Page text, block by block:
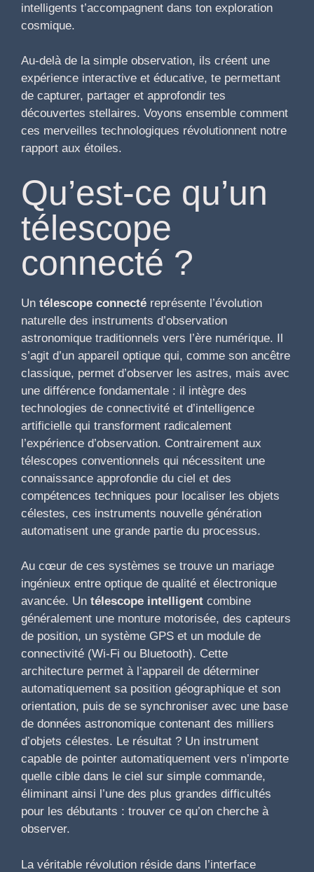
intelligents t’accompagnent dans ton exploration
cosmique.
Au-delà de la simple observation, ils créent une
expérience interactive et éducative, te permettant
de capturer, partager et approfondir tes
découvertes stellaires. Voyons ensemble comment
ces merveilles technologiques révolutionnent notre
rapport aux étoiles.
Qu’est-ce qu’un
télescope
connecté ?
Un télescope connecté représente l’évolution
naturelle des instruments d’observation
astronomique traditionnels vers l’ère numérique. Il
s’agit d’un appareil optique qui, comme son ancêtre
classique, permet d’observer les astres, mais avec
une différence fondamentale : il intègre des
technologies de connectivité et d’intelligence
artificielle qui transforment radicalement
l’expérience d’observation. Contrairement aux
télescopes conventionnels qui nécessitent une
connaissance approfondie du ciel et des
compétences techniques pour localiser les objets
célestes, ces instruments nouvelle génération
automatisent une grande partie du processus.
Au cœur de ces systèmes se trouve un mariage
ingénieux entre optique de qualité et électronique
avancée. Un télescope intelligent combine
généralement une monture motorisée, des capteurs
de position, un système GPS et un module de
connectivité (Wi-Fi ou Bluetooth). Cette
architecture permet à l’appareil de déterminer
automatiquement sa position géographique et son
orientation, puis de se synchroniser avec une base
de données astronomique contenant des milliers
d’objets célestes. Le résultat ? Un instrument
capable de pointer automatiquement vers n’importe
quelle cible dans le ciel sur simple commande,
éliminant ainsi l’une des plus grandes difficultés
pour les débutants : trouver ce qu’on cherche à
observer.
La véritable révolution réside dans l’interface